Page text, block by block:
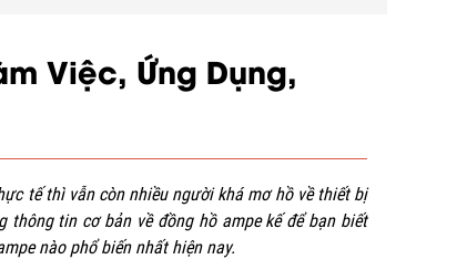
Việc, Ứng Dụng,
tế thì vẫn còn nhiều người khá mơ hồ về thiết bị
thông tin cơ bản về đồng hồ ampe kế để bạn biết
nào phổ biến nhất hiện nay.